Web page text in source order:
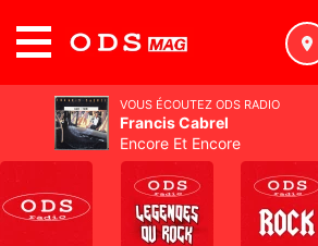
VOUS ÉCOUTEZ ODS RADIO
Francis Cabrel
Encore Et Encore